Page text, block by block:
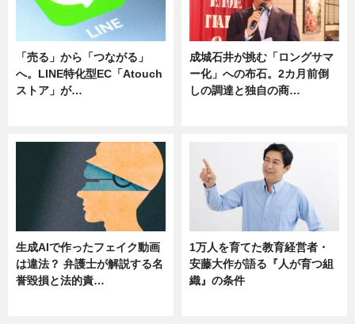
「売る」から「つながる」
へ。LINE特化型EC「Atouch
ストア」が…
成城石井が挑む「ロングサマ
ー化」への布石。2カ月前倒
しの調達と独自の商…
生成AIで作ったフェイク動画
は違法？ 弁護士が解説する名
誉毀損と法的責…
1万人を育てた教育経営者・
安藤大作が語る『人が育つ組
織』の条件